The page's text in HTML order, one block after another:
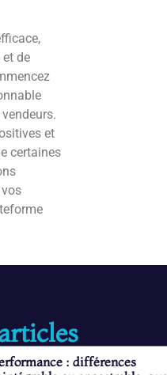
de
et
certaines
: différences